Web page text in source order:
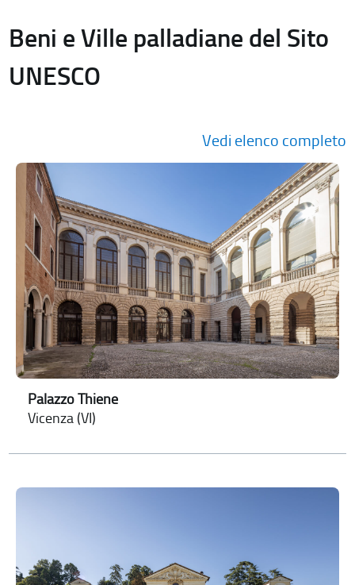
Beni e Ville palladiane del Sito
UNESCO
Vedi elenco completo
Palazzo Thiene
Vicenza (VI)